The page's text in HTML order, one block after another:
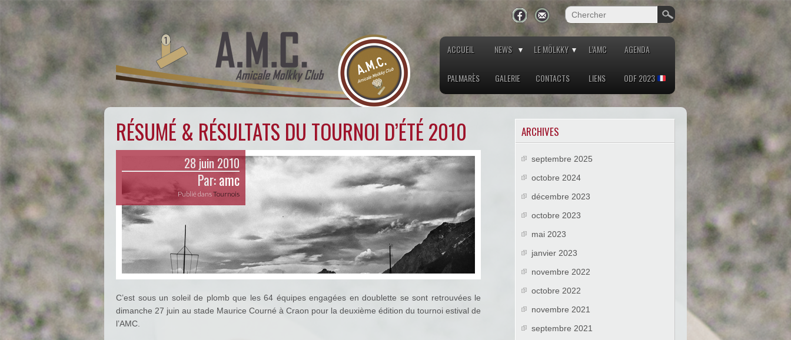
ACCUEIL NEWS LE MÖLKKY L’AMC AGENDA
PALMARÈS GALERIE CONTACTS LIENS ODF 2023
RÉSUMÉ & RÉSULTATS DU TOURNOI D’ÉTÉ 2010
28 juin 2010
Par:amc
Publié dansTournois
C’est sous un soleil de plomb que les 64 équipes engagées en doublette se sont retrouvées le
dimanche 27 juin au stade Maurice Courné à Craon pour la deuxième édition du tournoi estival de
l’AMC.
ARCHIVES
septembre 2025
octobre 2024
décembre 2023
octobre 2023
mai 2023
janvier 2023
novembre 2022
octobre 2022
novembre 2021
septembre 2021